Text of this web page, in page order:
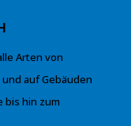
Arten von
auf Gebäuden
bis hin zum